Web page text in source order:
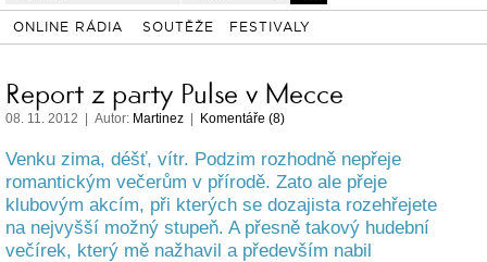
ONLINE RÁDIA SOUTĚŽE FESTIVALY
Report z party Pulse v Mecce
08. 11. 2012 | Autor: Martinez Komentáře (8)
Venku zima, déšť, vítr. Podzim rozhodně nepřeje
romantickým večerům v přírodě. Zato ale přeje
klubovým akcím, při kterých se dozajista rozehřejete
na nejvyšší možný stupeň. A přesně takový hudební
večírek, který mě nažhavil a především nabil